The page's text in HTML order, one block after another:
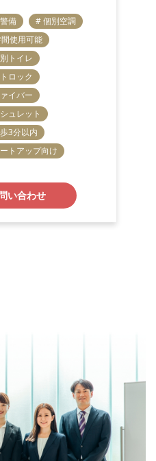
備
# 個別空調
使用可能
トイレ
ロック
イバー
ュレット
3分以内
トアップ向け
い合わせ